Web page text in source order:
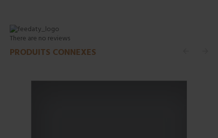
There are no reviews
PRODUITS CONNEXES